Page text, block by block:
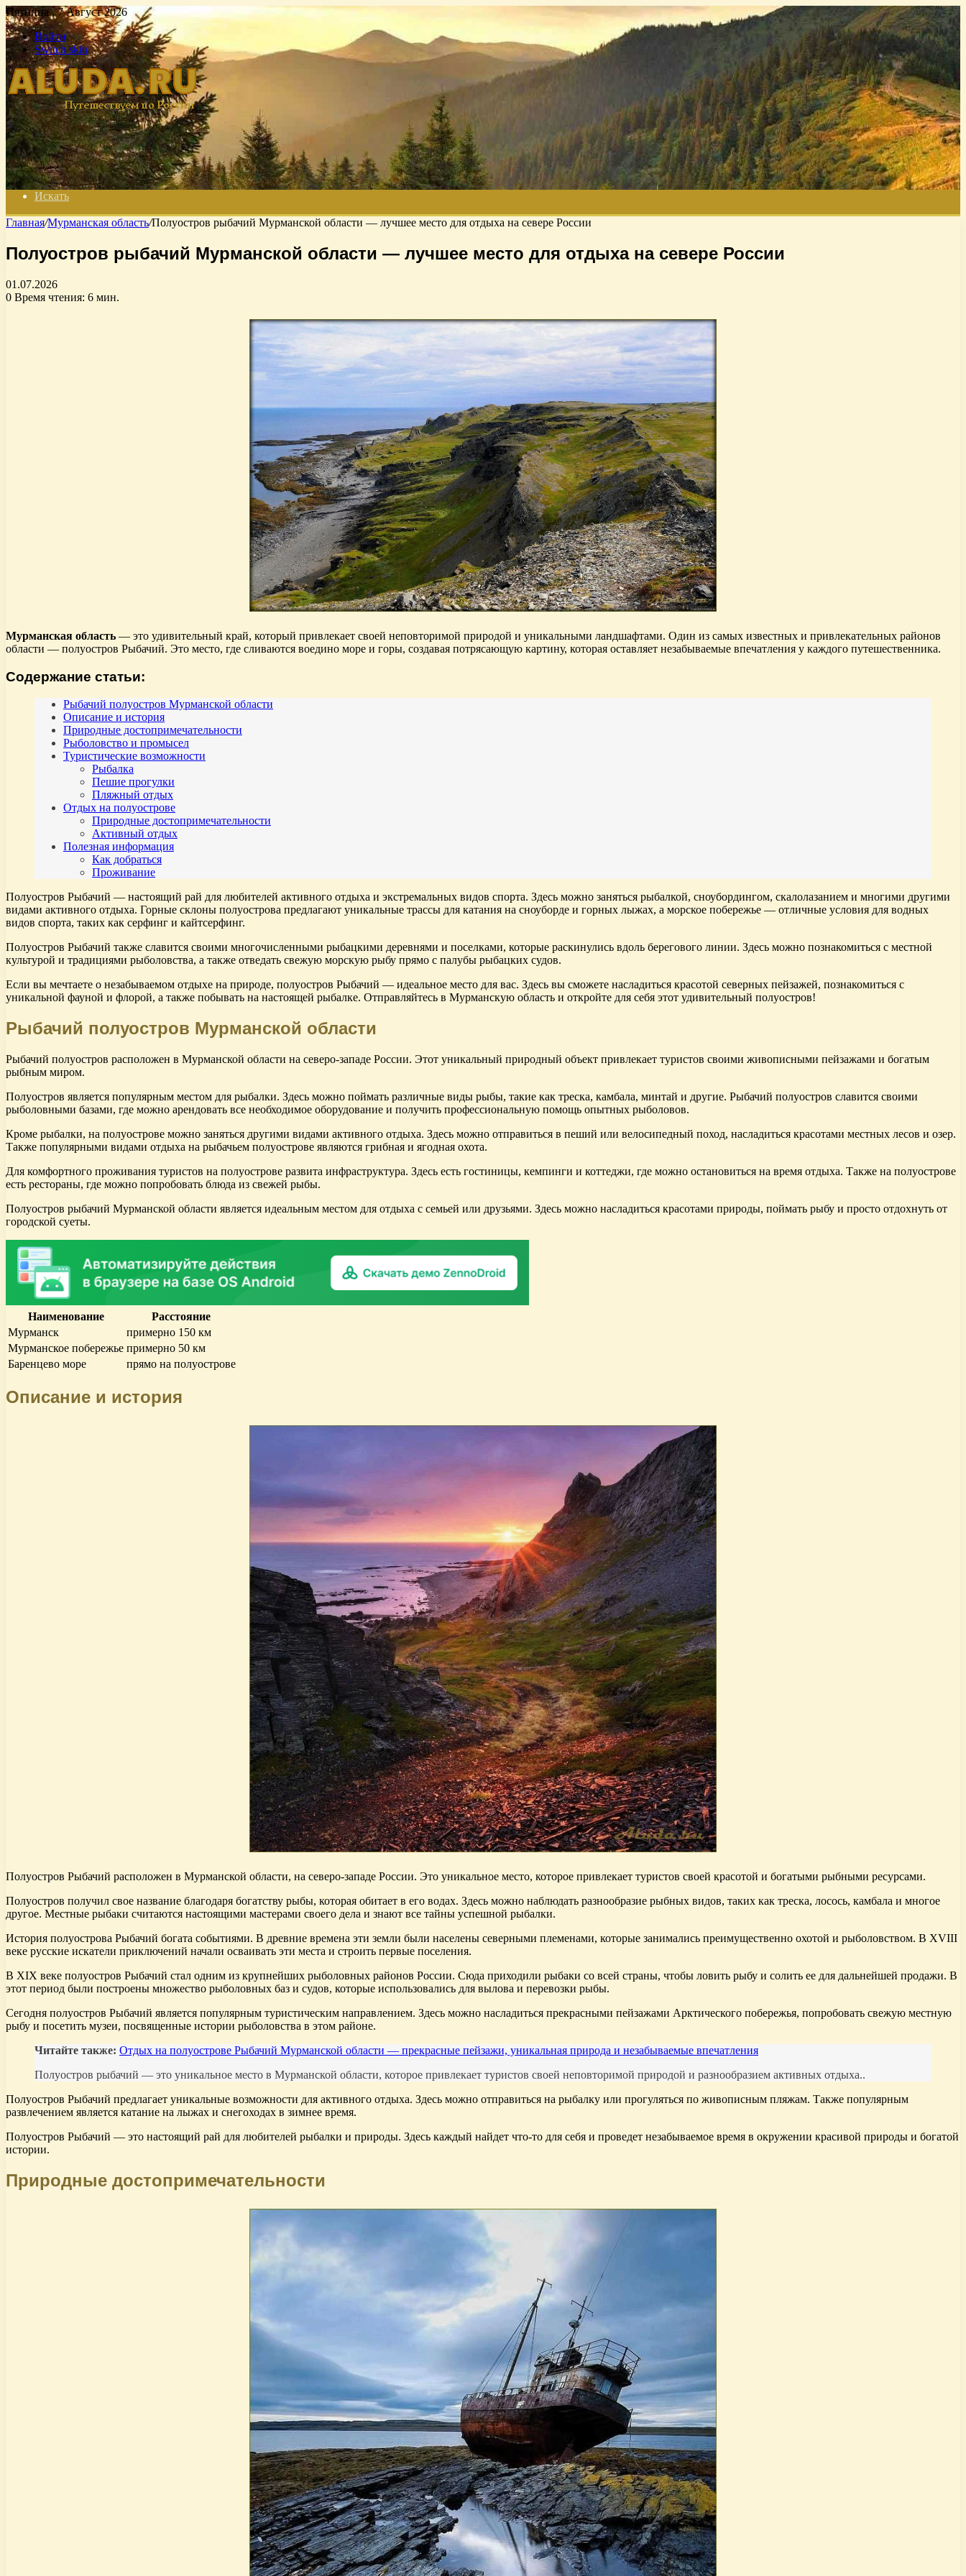
Пятница , 7 Август 2026
Войти
Switch skin
Искать
Главная/Мурманская область/Полуостров рыбачий Мурманской области — лучшее место для отдыха на севере России
Полуостров рыбачий Мурманской области — лучшее место для отдыха на севере России
01.07.2026
0 Время чтения: 6 мин.
Мурманская область — это удивительный край, который привлекает своей неповторимой природой и уникальными ландшафтами. Один из самых известных и привлекательных районов
области — полуостров Рыбачий. Это место, где сливаются воедино море и горы, создавая потрясающую картину, которая оставляет незабываемые впечатления у каждого путешественника.
Содержание статьи:
Рыбачий полуостров Мурманской области
Описание и история
Природные достопримечательности
Рыболовство и промысел
Туристические возможности
Рыбалка
Пешие прогулки
Пляжный отдых
Отдых на полуострове
Природные достопримечательности
Активный отдых
Полезная информация
Как добраться
Проживание
Полуостров Рыбачий — настоящий рай для любителей активного отдыха и экстремальных видов спорта. Здесь можно заняться рыбалкой, сноубордингом, скалолазанием и многими другими
видами активного отдыха. Горные склоны полуострова предлагают уникальные трассы для катания на сноуборде и горных лыжах, а морское побережье — отличные условия для водных
видов спорта, таких как серфинг и кайтсерфинг.
Полуостров Рыбачий также славится своими многочисленными рыбацкими деревнями и поселками, которые раскинулись вдоль берегового линии. Здесь можно познакомиться с местной
культурой и традициями рыболовства, а также отведать свежую морскую рыбу прямо с палубы рыбацких судов.
Если вы мечтаете о незабываемом отдыхе на природе, полуостров Рыбачий — идеальное место для вас. Здесь вы сможете насладиться красотой северных пейзажей, познакомиться с
уникальной фауной и флорой, а также побывать на настоящей рыбалке. Отправляйтесь в Мурманскую область и откройте для себя этот удивительный полуостров!
Рыбачий полуостров Мурманской области
Рыбачий полуостров расположен в Мурманской области на северо-западе России. Этот уникальный природный объект привлекает туристов своими живописными пейзажами и богатым
рыбным миром.
Полуостров является популярным местом для рыбалки. Здесь можно поймать различные виды рыбы, такие как треска, камбала, минтай и другие. Рыбачий полуостров славится своими
рыболовными базами, где можно арендовать все необходимое оборудование и получить профессиональную помощь опытных рыболовов.
Кроме рыбалки, на полуострове можно заняться другими видами активного отдыха. Здесь можно отправиться в пеший или велосипедный поход, насладиться красотами местных лесов и озер.
Также популярными видами отдыха на рыбачьем полуострове являются грибная и ягодная охота.
Для комфортного проживания туристов на полуострове развита инфраструктура. Здесь есть гостиницы, кемпинги и коттеджи, где можно остановиться на время отдыха. Также на полуострове
есть рестораны, где можно попробовать блюда из свежей рыбы.
Полуостров рыбачий Мурманской области является идеальным местом для отдыха с семьей или друзьями. Здесь можно насладиться красотами природы, поймать рыбу и просто отдохнуть от
городской суеты.
Наименование
Расстояние
Мурманск
примерно 150 км
Мурманское побережье примерно 50 км
Баренцево море
прямо на полуострове
Описание и история
Полуостров Рыбачий расположен в Мурманской области, на северо-западе России. Это уникальное место, которое привлекает туристов своей красотой и богатыми рыбными ресурсами.
Полуостров получил свое название благодаря богатству рыбы, которая обитает в его водах. Здесь можно наблюдать разнообразие рыбных видов, таких как треска, лосось, камбала и многое
другое. Местные рыбаки считаются настоящими мастерами своего дела и знают все тайны успешной рыбалки.
История полуострова Рыбачий богата событиями. В древние времена эти земли были населены северными племенами, которые занимались преимущественно охотой и рыболовством. В XVIII
веке русские искатели приключений начали осваивать эти места и строить первые поселения.
В XIX веке полуостров Рыбачий стал одним из крупнейших рыболовных районов России. Сюда приходили рыбаки со всей страны, чтобы ловить рыбу и солить ее для дальнейшей продажи. В
этот период были построены множество рыболовных баз и судов, которые использовались для вылова и перевозки рыбы.
Сегодня полуостров Рыбачий является популярным туристическим направлением. Здесь можно насладиться прекрасными пейзажами Арктического побережья, попробовать свежую местную
рыбу и посетить музеи, посвященные истории рыболовства в этом районе.
Читайте также: Отдых на полуострове Рыбачий Мурманской области — прекрасные пейзажи, уникальная природа и незабываемые впечатления
Полуостров рыбачий — это уникальное место в Мурманской области, которое привлекает туристов своей неповторимой природой и разнообразием активных отдыха..
Полуостров Рыбачий предлагает уникальные возможности для активного отдыха. Здесь можно отправиться на рыбалку или прогуляться по живописным пляжам. Также популярным
развлечением является катание на лыжах и снегоходах в зимнее время.
Полуостров Рыбачий — это настоящий рай для любителей рыбалки и природы. Здесь каждый найдет что-то для себя и проведет незабываемое время в окружении красивой природы и богатой
истории.
Природные достопримечательности